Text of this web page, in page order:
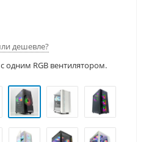
дешевле?
одним RGB вентилятором.